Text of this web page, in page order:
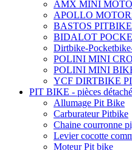
AMX MINI
APOLLO
BASTOS PITBIKE
BIDALOT
Dirtbike-
POLINI MINI
POLINI MINI
YCF DIRTBIKE
PIT BIKE - pièces
Allumage Pit Bike
Carburateur Pitbike
Chaine courronne
Levier cocotte
Moteur Pit bike